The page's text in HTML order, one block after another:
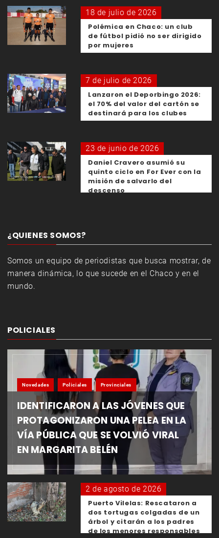
18 de julio de 2026
Polémica en Chaco: un club
de fútbol pidió no ser dirigido
por mujeres
7 de julio de 2026
Lanzaron el Deporbingo 2026:
el 70% del valor del cartón se
destinará para los clubes
23 de junio de 2026
Daniel Cravero asumió su
quinto ciclo en For Ever con la
misión de salvarlo del
descenso
¿QUIENES SOMOS?
Somos un equipo de periodistas que busca mostrar, de
manera dinámica, lo que sucede en el Chaco y en el
mundo.
POLICIALES
Novedades Policiales Provinciales
IDENTIFICARON A LAS JÓVENES QUE
PROTAGONIZARON UNA PELEA EN LA
VÍA PÚBLICA QUE SE VOLVIÓ VIRAL
EN MARGARITA BELÉN
2 de agosto de 2026
Puerto Vilelas: Rescataron a
dos tortugas colgadas de un
árbol y citarán a los padres
de los menores responsables